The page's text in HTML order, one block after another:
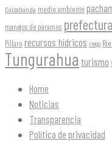
Caizabanda medio ambiente
manejos de páramos prefectura
Píllaro recursos hídricos riego
Tungurahua turismo
Home
Noticias
Transparencia
Política de privacidad